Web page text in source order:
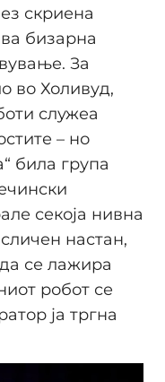
скриена
бизарна
За
во Холивуд,
служеа
– но
била група
секоја нивна
настан,
се лажира
робот се
ја тргна